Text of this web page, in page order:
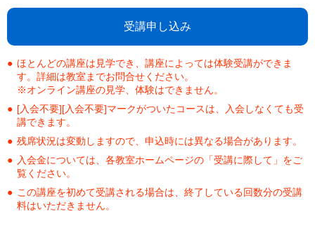
受講申し込み
ほとんどの講座は見学でき、講座によっては体験受講ができま
す。詳細は教室までお問合せください。
※オンライン講座の見学、体験はできません。
[入会不要][入会不要]マークがついたコースは、入会しなくても受
講できます。
残席状況は変動しますので、申込時には異なる場合があります。
入会金については、各教室ホームページの「受講に際して」をご
覧ください。
この講座を初めて受講される場合は、終了している回数分の受講
料はいただきません。